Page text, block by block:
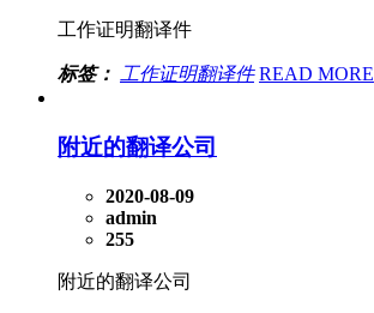
工作证明翻译件
标签： 工作证明翻译件 READ MORE
附近的翻译公司
2020-08-09
admin
255
附近的翻译公司